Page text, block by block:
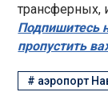
трансферных,
Подпишитесь
пропустить
# аэропорт